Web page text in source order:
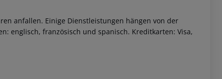
anfallen. Einige Dienstleistungen hängen von der
englisch, französisch und spanisch. Kreditkarten: Visa,